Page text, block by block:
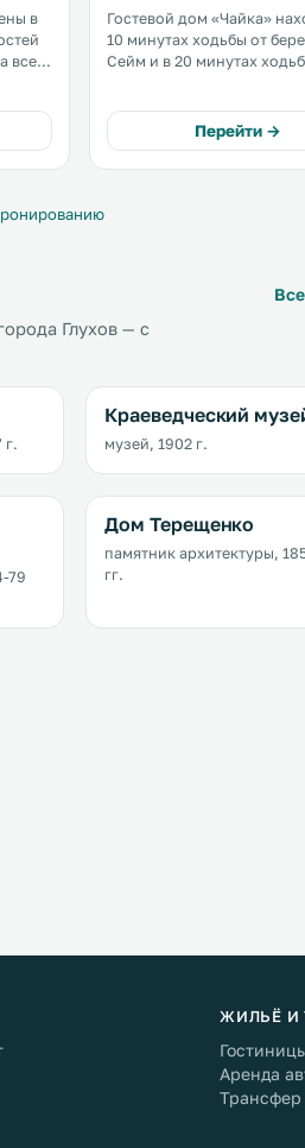
в
всей
и
Гостевой дом «Чайка»
10 минутах ходьбы от
Сейм и в 20 минутах
также дойти до Свято-
Николаевского
Перейти →
Глухов — с
г.
Краеведческий
музей, 1902 г.
79
Дом Терещенко
памятник архитектуры,
гг.
ЖИЛЬЁ И
Аренда
Трансфер